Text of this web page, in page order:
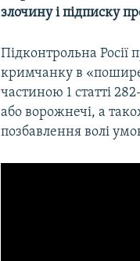
злочину і підписку
Підконтрольна
кримчанку в
частиною 1 статті
або ворожнечі, а
позбавлення волі